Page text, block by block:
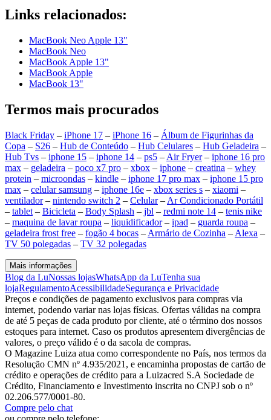
Links relacionados:
MacBook Neo Apple 13"
MacBook Neo
MacBook Apple 13"
MacBook Apple
MacBook 13"
Termos mais procurados
Black Friday – iPhone 17 – iPhone 16 – Álbum de Figurinhas da
Copa – S26 – Hub de Conteúdo – Hub Celulares – Hub Geladeira –
Hub Tvs – iphone 15 – iphone 14 – ps5 – Air Fryer– iphone 16 pro
max – geladeira – poco x7 pro – xbox – iphone – creatina – whey
protein – microondas – kindle – iphone 17 pro max – iphone 15 pro
max – celular samsung – iphone 16e – xbox series s – xiaomi –
ventilador– nintendo switch 2 – Celular– Ar Condicionado Portátil
– tablet – Bicicleta – Body Splash – jbl – redmi note 14 – tenis nike
– maquina de lavar roupa – liquidificador– ipad – guarda roupa –
geladeira frost free – fogão 4 bocas – Armário de Cozinha – Alexa –
TV 50 polegadas – TV 32 polegadas
Mais informações
Blog da LuNossas lojasWhatsApp da LuTenha sua
lojaRegulamentoAcessibilidadeSegurança e Privacidade
Preços e condições de pagamento exclusivos para compras via
internet, podendo variar nas lojas físicas. Ofertas válidas na compra
de até 5 peças de cada produto por cliente, até o término dos nossos
estoques para internet. Caso os produtos apresentem divergências de
valores, o preço válido é o da sacola de compras.
O Magazine Luiza atua como correspondente no País, nos termos da
Resolução CMN nº 4.935/2021, e encaminha propostas de cartão de
crédito e operações de crédito para a Luizacred S.A Sociedade de
Crédito, Financiamento e Investimento inscrita no CNPJ sob o nº
02.206.577/0001-80.
Compre pelo chat